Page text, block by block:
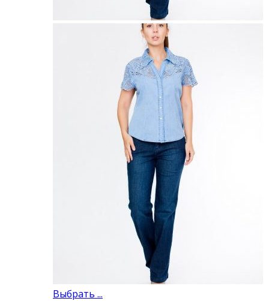
Выбрать ...